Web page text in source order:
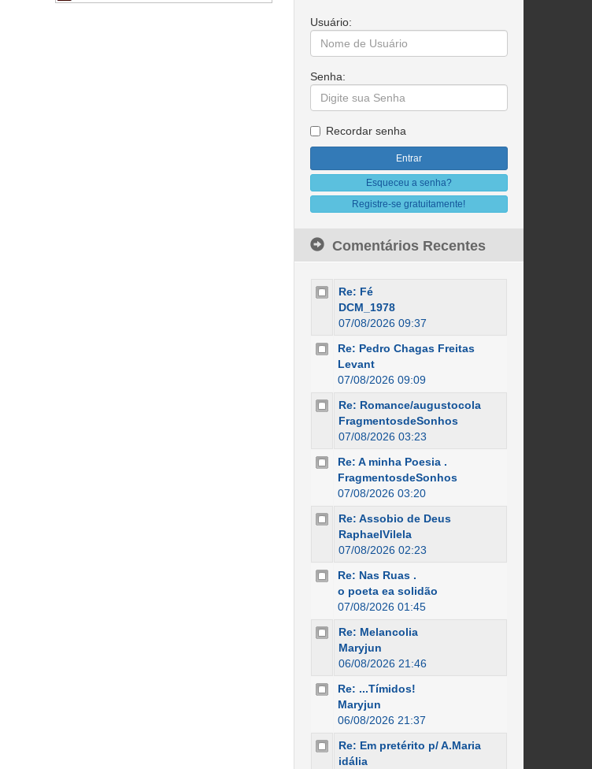
Usuário:
Senha:
Recordar senha
Esqueceu a senha?
Registre-se gratuitamente!
Comentários Recentes
Re: Fé
DCM_1978
07/08/2026 09:37
Re: Pedro Chagas Freitas
Levant
07/08/2026 09:09
Re: Romance/augustocola
FragmentosdeSonhos
07/08/2026 03:23
Re: A minha Poesia .
FragmentosdeSonhos
07/08/2026 03:20
Re: Assobio de Deus
RaphaelVilela
07/08/2026 02:23
Re: Nas Ruas .
o poeta ea solidão
07/08/2026 01:45
Re: Melancolia
Maryjun
06/08/2026 21:46
Re: ...Tímidos!
Maryjun
06/08/2026 21:37
Re: Em pretérito p/ A.Maria
idália